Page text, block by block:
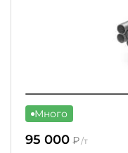
Много
95 000 ₽/т